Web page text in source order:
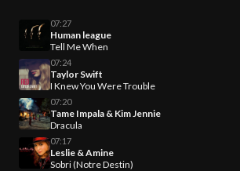
07:27
Human league
Tell Me When
07:24
Taylor Swift
I Knew You Were Trouble
07:20
Tame Impala & Kim Jennie
Dracula
07:17
Leslie & Amine
Sobri (Notre Destin)